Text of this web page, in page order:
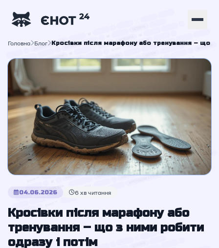
Головна Блог Кросівки після марафону або тренування – що з
04.06.2026 6 хв читання
Кросівки після марафону або
тренування – що з ними робити
одразу і потім